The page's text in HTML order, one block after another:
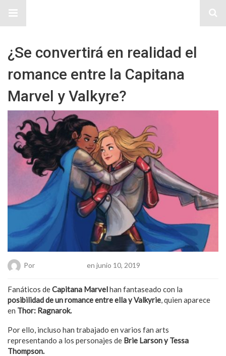
¿Se convertirá en realidad el
romance entre la Capitana
Marvel y Valkyre?
Por en junio 10, 2019
Fanáticos deCapitana Marvelhan fantaseado con la
posibilidad de un romance entre ella y Valkyrie, quien aparece
en Thor: Ragnarok.
Por ello, incluso han trabajado en varios fan arts
representando a los personajes de Brie Larson y Tessa
Thompson.